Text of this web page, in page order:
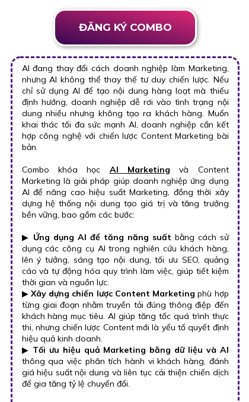
AI đang thay đổi cách doanh nghiệp làm Marketing,
nhưng AI không thể thay thế tư duy chiến lược. Nếu
chỉ sử dụng AI để tạo nội dung hàng loạt mà thiếu
định hướng, doanh nghiệp dễ rơi vào tình trạng nội
dung nhiều nhưng không tạo ra khách hàng. Muốn
khai thác tối đa sức mạnh AI, doanh nghiệp cần kết
hợp công nghệ với chiến lược Content Marketing bài
bản.
Combo khóa học AI Marketing và Content
Marketing là giải pháp giúp doanh nghiệp ứng dụng
AI để nâng cao hiệu suất Marketing, đồng thời xây
dựng hệ thống nội dung tạo giá trị và tăng trưởng
bền vững, bao gồm các bước:
▶ Ứng dụng AI để tăng năng suất bằng cách sử
dụng các công cụ AI trong nghiên cứu khách hàng,
lên ý tưởng, sáng tạo nội dung, tối ưu SEO, quảng
cáo và tự động hóa quy trình làm việc, giúp tiết kiệm
thời gian và nguồn lực.
▶Xây dựng chiến lược Content Marketing phù hợp
từng giai đoạn nhằm truyền tải đúng thông điệp đến
khách hàng mục tiêu. AI giúp tăng tốc quá trình thực
thi, nhưng chiến lược Content mới là yếu tố quyết định
hiệu quả kinh doanh.
▶ Tối ưu hiệu quả Marketing bằng dữ liệu và AI
thông qua việc phân tích hành vi khách hàng, đánh
giá hiệu suất nội dung và liên tục cải thiện chiến dịch
để gia tăng tỷ lệ chuyển đổi.
ĐĂNG KÝ COMBO